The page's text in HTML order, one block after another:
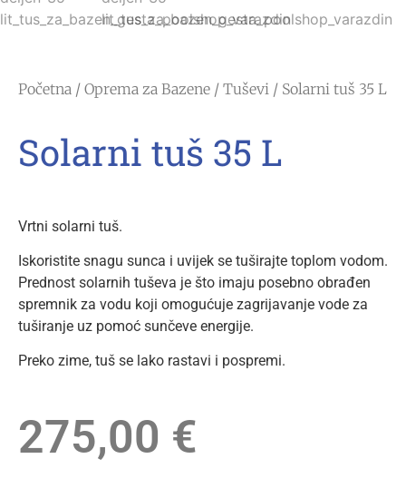
Početna / Oprema za Bazene / Tuševi / Solarni tuš 35 L
Solarni tuš 35 L
Vrtni solarni tuš.
Iskoristite snagu sunca i uvijek se tuširajte toplom vodom.
Prednost solarnih tuševa je što imaju posebno obrađen
spremnik za vodu koji omogućuje zagrijavanje vode za
tuširanje uz pomoć sunčeve energije.
Preko zime, tuš se lako rastavi i pospremi.
275,00 €